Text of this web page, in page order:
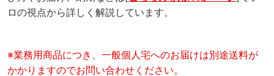
ロの視点から詳しく解説しています。
※業務用商品につき、一般個人宅へのお届けは別途送料が
かかりますのでお問い合わせください。